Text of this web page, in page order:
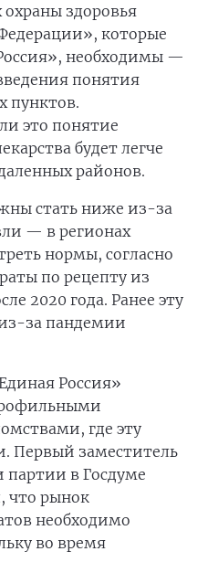
охраны здоровья
которые
необходимы —
понятия
пунктов.
это понятие
будет легче
районов.
стать ниже из-за
— в регионах
нормы, согласно
по рецепту из
2020 года. Ранее эту
за пандемии
Россия»
где эту
Первый заместитель
в Госдуме
что рынок
необходимо
во время